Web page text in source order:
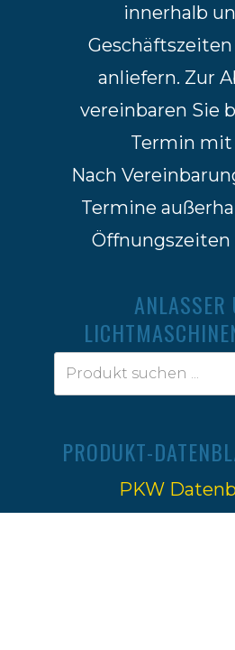
innerhalb
anliefern. Zur
vereinbaren Sie
Termin mit
Nach
Termine
Öffnungszeiten
ANLASSER
PRODUKT-
PKW